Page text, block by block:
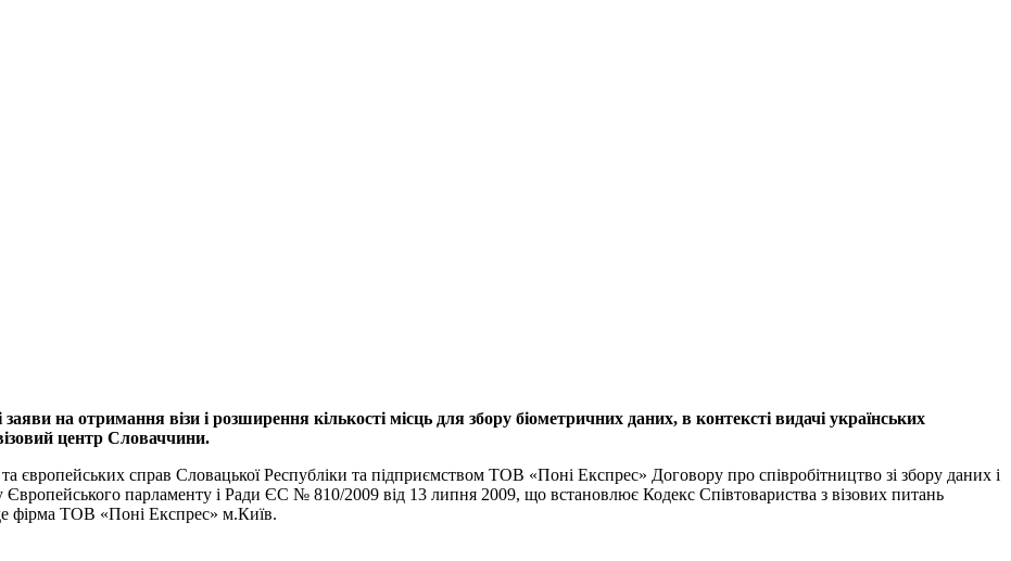
на отримання візи і розширення кількості місць для збору біометричних даних, в контексті видачі українських
центр Словаччини.
європейських справ Словацької Республіки та підприємством ТОВ «Поні Експрес» Договору про співробітництво зі збору даних і
Європейського парламенту і Ради ЄС № 810/2009 від 13 липня 2009, що встановлює Кодекс Співтовариства з візових питань
фірма ТОВ «Поні Експрес» м.Київ.